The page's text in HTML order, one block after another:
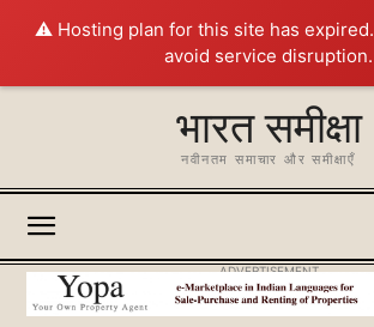
⚠️ Hosting plan for this site has expired.
avoid service disruption.
भारत समीक्षा
नवीनतम समाचार और समीक्षाएँ
ADVERTISEMENT